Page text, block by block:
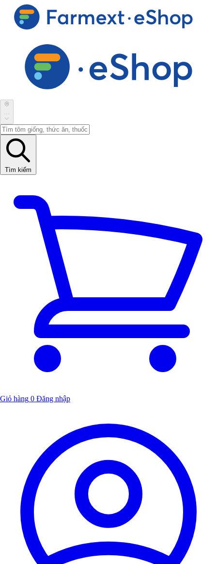
...
Tìm kiếm
Giỏ hàng 0 Đăng nhập